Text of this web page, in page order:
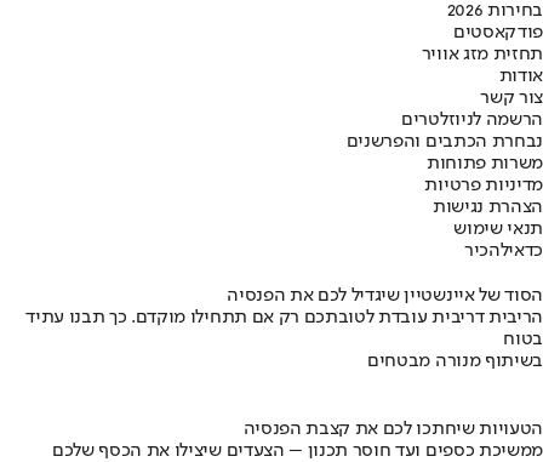
בחירות 2026
פודקאסטים
תחזית מזג אוויר
אודות
צור קשר
הרשמה לניוזלטרים
נבחרת הכתבים והפרשנים
משרות פתוחות
מדיניות פרטיות
הצהרת נגישות
תנאי שימוש
כדאילהכיר
הסוד של איינשטיין שיגדיל לכם את הפנסיה
הריבית דריבית עובדת לטובתכם רק אם תתחילו מוקדם. כך תבנו עתיד
בטוח
בשיתוף מנורה מבטחים
הטעויות שיחתכו לכם את קצבת הפנסיה
ממשיכת כספים ועד חוסר תכנון – הצעדים שיצילו את הכסף שלכם